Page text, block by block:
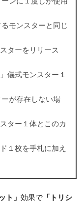
モンスターと同じ
ターをリリース
儀式モンスター１
が存在しない場
ター１体とこのカ
１枚を手札に加え
ト」 効果で 「トリシ